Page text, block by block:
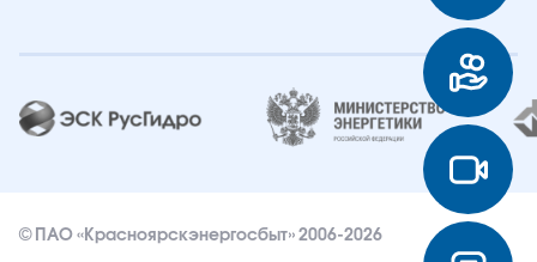
© ПАО «Красноярскэнергосбыт» 2006-2026